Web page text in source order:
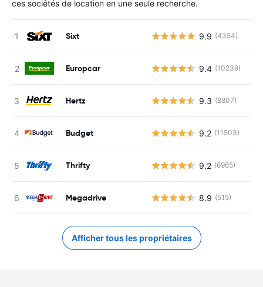
ces sociétés de location en une seule recherche.
Sixt 9.9 (4354)
Europcar 9.4 (10239)
Hertz 9.3 (8807)
Budget 9.2 (11503)
Thrifty 9.2 (6965)
Megadrive 8.9 (515)
Afficher tous les propriétaires